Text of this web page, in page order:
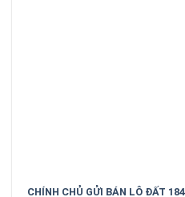
CHÍNH CHỦ GỬI BÁN LÔ ĐẤT